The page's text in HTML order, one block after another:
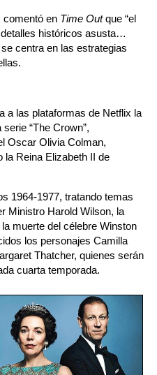
comentó en Time Outque “el
históricos asusta…
centra en las estrategias
a las plataformas de Netflix la
“The Crown”,
Oscar Olivia Colman,
la Reina Elizabeth II de
1964-1977, tratando temas
Ministro Harold Wilson, la
muerte del célebre Winston
los personajes Camilla
Thatcher, quienes serán
cuarta temporada.